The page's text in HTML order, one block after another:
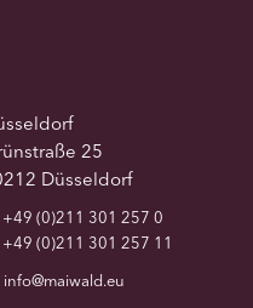
25
Düsseldorf
+49 (0)211 301 257 0
+49 (0)211 301 257 11
info@maiwald.eu